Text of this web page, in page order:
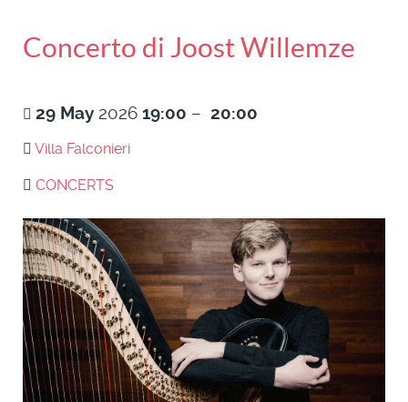
Concerto di Joost Willemze
29 May 2026 19:00 – 20:00
Villa Falconieri
CONCERTS